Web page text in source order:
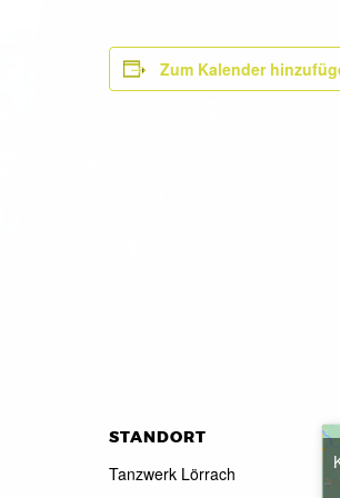
Zum Kalender
STANDORT
Tanzwerk Lörrach